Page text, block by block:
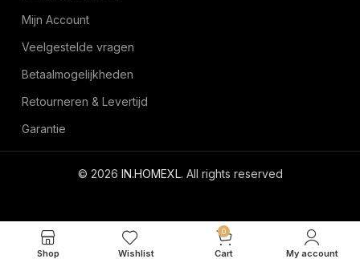
Mijn Account
Veelgestelde vragen
Betaalmogelijkheden
Retourneren & Levertijd
Garantie
© 2026 IN.HOMEXL. All rights reserved
Shop Wishlist
0
Cart My account